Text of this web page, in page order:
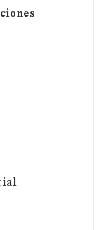
subida,
de todas
retrocedido.